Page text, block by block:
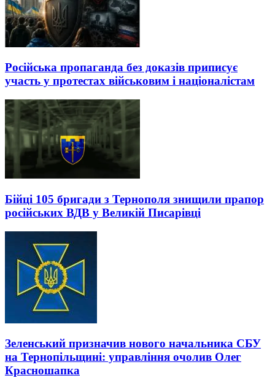
Російська пропаганда без доказів приписує
участь у протестах військовим і націоналістам
Бійці 105 бригади з Тернополя знищили прапор
російських ВДВ у Великій Писарівці
Зеленський призначив нового начальника СБУ
на Тернопільщині: управління очолив Олег
Красношапка